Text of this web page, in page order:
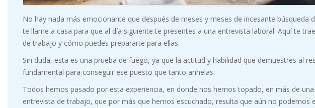
No hay nada más emocionante que después de meses y meses de incesante
te llame a casa para que al día siguiente te presentes a una entrevista laboral. Aquí te
de trabajo y cómo puedes prepararte para ellas.
Sin duda, esta es una prueba de fuego, ya que la actitud y habilidad que demuestres al
fundamental para conseguir ese puesto que tanto anhelas.
Todos hemos pasado por esta experiencia, en donde nos hemos topado, en más de
entrevista de trabajo, que por más que hemos escuchado, resulta que aún no podemos